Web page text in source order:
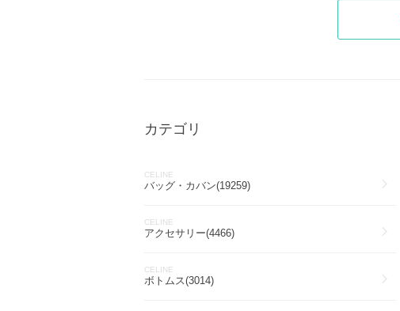
カテゴリ
CELINE
バッグ・カバン(19259)
CELINE
アクセサリー(4466)
CELINE
ボトムス(3014)